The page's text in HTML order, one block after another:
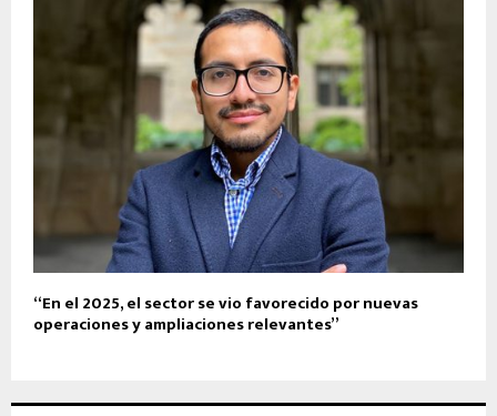
“En el 2025, el sector se vio favorecido por nuevas
operaciones y ampliaciones relevantes”